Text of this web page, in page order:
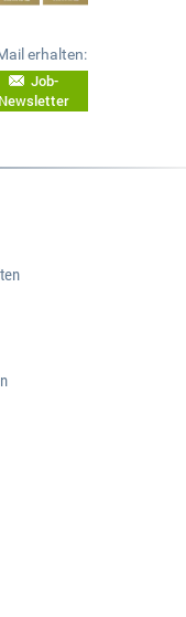
erhalten:
Job-
Newsletter